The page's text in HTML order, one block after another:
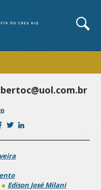
Edison José Milani